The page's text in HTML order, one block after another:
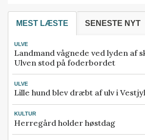
MEST LÆSTE SENESTE NYT
ULVE
Landmand vågnede ved lyden af
Ulven stod på foderbordet
ULVE
Lille hund blev dræbt af ulv i
KULTUR
Herregård holder høstdag